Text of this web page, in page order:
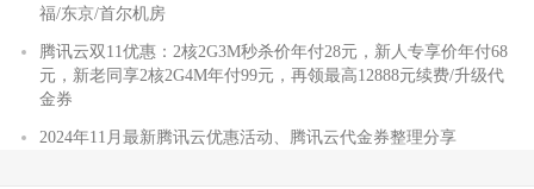
福/东京/首尔机房
腾讯云双11优惠：2核2G3M秒杀价年付28元，新人专享价年付68
元，新老同享2核2G4M年付99元，再领最高12888元续费/升级代
金券
2024年11月最新腾讯云优惠活动、腾讯云代金券整理分享